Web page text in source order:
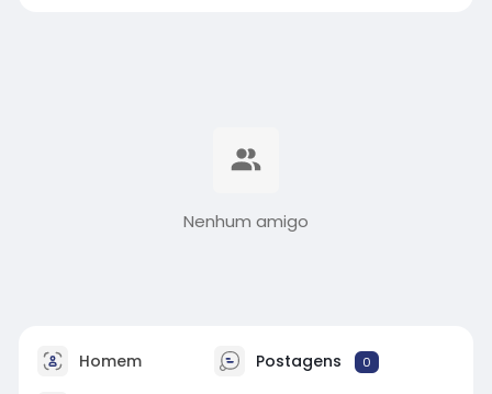
Nenhum amigo
Homem Postagens 0